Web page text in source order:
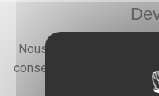
Nous faisons preuve
conseiller, vous